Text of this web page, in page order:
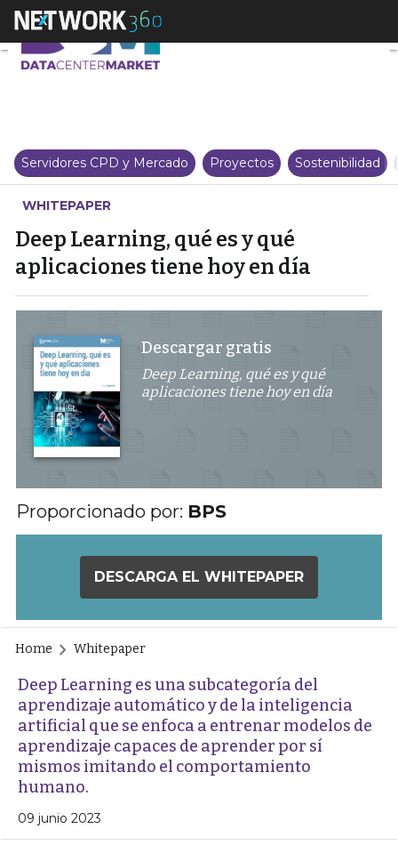
Deep Learning, qué es y qué
Servidores CPD y Mercado Proyectos Sostenibilidad
WHITEPAPER
Deep Learning, qué es y qué
aplicaciones tiene hoy en día
Descargar gratis
Deep Learning, qué es y qué
aplicaciones tiene hoy en día
Proporcionado por: BPS
DESCARGA EL WHITEPAPER
Home Whitepaper
Deep Learning es una subcategoría del
aprendizaje automático y de la inteligencia
artificial que se enfoca a entrenar modelos de
aprendizaje capaces de aprender por sí
mismos imitando el comportamiento
humano.
09 junio 2023